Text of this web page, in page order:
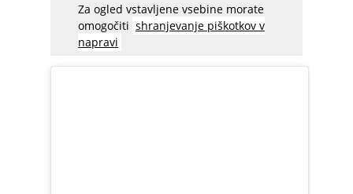
Za ogled vstavljene vsebine morate
omogočiti shranjevanje piškotkov v
napravi